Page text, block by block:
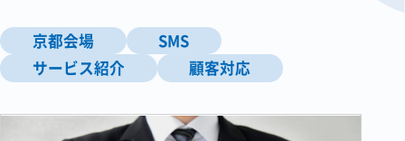
セミナー
FAQ
京都会場
SMS
サービス紹介
顧客対応